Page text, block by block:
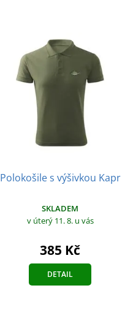
Polokošile s výšivkou Kapr
SKLADEM
v úterý 11. 8. u vás
385 Kč
DETAIL